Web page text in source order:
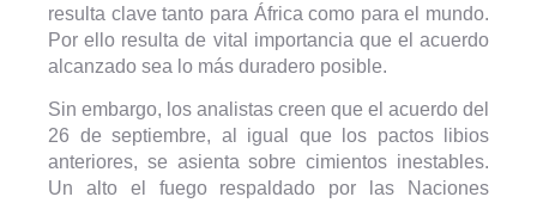
resulta clave tanto para África como para el mundo.
Por ello resulta de vital importancia que el acuerdo
alcanzado sea lo más duradero posible.
Sin embargo, los analistas creen que el acuerdo del
26 de septiembre, al igual que los pactos libios
anteriores, se asienta sobre cimientos inestables.
Un alto el fuego respaldado por las Naciones